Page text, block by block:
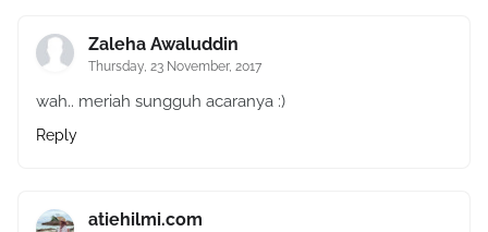
Zaleha Awaluddin
Thursday, 23 November, 2017
wah.. meriah sungguh acaranya :)
Reply
atiehilmi.com